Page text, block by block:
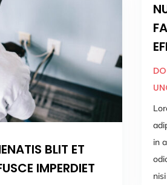
BLIT ET
IMPERDIET
in